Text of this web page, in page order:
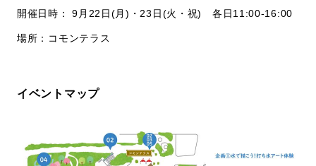
開催日時： 9月22日(月)・23日(火・祝) 各日11:00-16:00
場所：コモンテラス
イベントマップ